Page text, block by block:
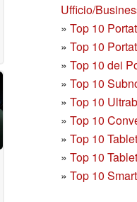
Ufficio/
» Top 10
» Top 10
» Top 10 dei
» Top 10
» Top 10
» Top 10
» Top 10
» Top 10
» Top 10